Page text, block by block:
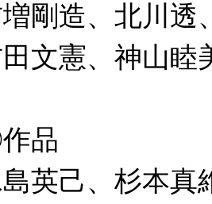
剛造、北川透
文憲、神山睦
品
英己、杉本真